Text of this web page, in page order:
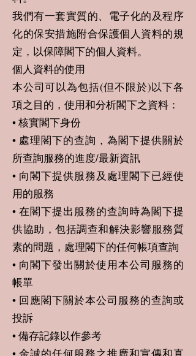
我們有一套實質的、電子化的及程序
化的保安措施附合保護個人資料的規
定，以保障閣下的個人資料。
個人資料的使用
本公司可以為包括(但不限於)以下各
項之目的，使用和分析閣下之資料：
• 核實閣下身份
• 處理閣下的查詢，為閣下提供關於
所查詢服務的進度/最新資訊
• 向閣下提供服務及處理閣下已經使
用的服務
• 在閣下提出服務的查詢時為閣下提
供協助，包括調查和解決影響服務質
素的問題，處理閣下的任何帳項查詢
• 向閣下發出關於使用本公司服務的
帳單
• 回應閣下關於本公司服務的查詢或
投訴
• 備存記錄以作參考